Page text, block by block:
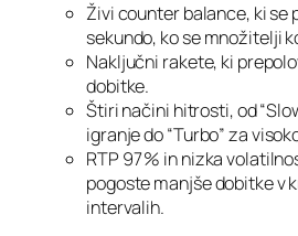
Živi counter balance, ki se
sekundo, ko se množitelji
Naključni rakete, ki
dobitke.
Štiri načini hitrosti, od
igranje do “Turbo” za
RTP 97 % in nizka
pogoste manjše dobitke v
intervalih.